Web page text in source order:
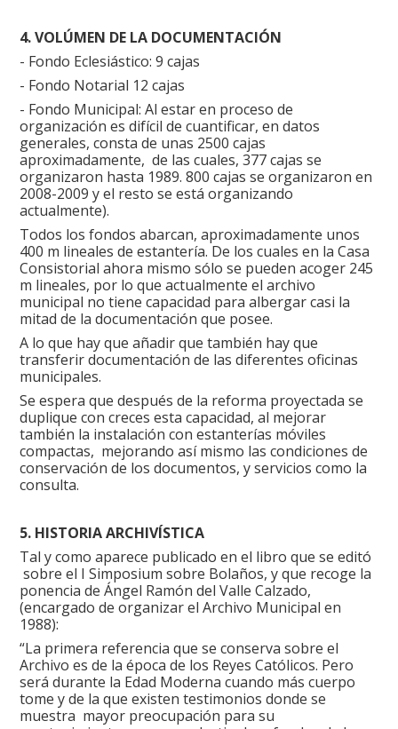
4. VOLÚMEN DE LA DOCUMENTACIÓN
- Fondo Eclesiástico: 9 cajas
- Fondo Notarial 12 cajas
- Fondo Municipal: Al estar en proceso de
organización es difícil de cuantificar, en datos
generales, consta de unas 2500 cajas
aproximadamente, de las cuales, 377 cajas se
organizaron hasta 1989. 800 cajas se organizaron en
2008-2009 y el resto se está organizando
actualmente).
Todos los fondos abarcan, aproximadamente unos
400 m lineales de estantería. De los cuales en la Casa
Consistorial ahora mismo sólo se pueden acoger 245
m lineales, por lo que actualmente el archivo
municipal no tiene capacidad para albergar casi la
mitad de la documentación que posee.
A lo que hay que añadir que también hay que
transferir documentación de las diferentes oficinas
municipales.
Se espera que después de la reforma proyectada se
duplique con creces esta capacidad, al mejorar
también la instalación con estanterías móviles
compactas, mejorando así mismo las condiciones de
conservación de los documentos, y servicios como la
consulta.
5. HISTORIA ARCHIVÍSTICA
Tal y como aparece publicado en el libro que se editó
sobre el I Simposium sobre Bolaños, y que recoge la
ponencia de Ángel Ramón del Valle Calzado,
(encargado de organizar el Archivo Municipal en
1988):
“La primera referencia que se conserva sobre el
Archivo es de la época de los Reyes Católicos. Pero
será durante la Edad Moderna cuando más cuerpo
tome y de la que existen testimonios donde se
muestra mayor preocupación para su